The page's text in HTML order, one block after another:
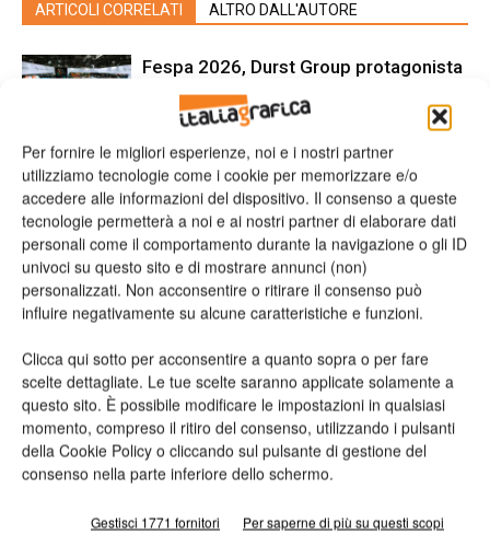
Per fornire le migliori esperienze, noi e i nostri partner
utilizziamo tecnologie come i cookie per memorizzare e/o
accedere alle informazioni del dispositivo. Il consenso a queste
tecnologie permetterà a noi e ai nostri partner di elaborare dati
personali come il comportamento durante la navigazione o gli ID
univoci su questo sito e di mostrare annunci (non)
personalizzati. Non acconsentire o ritirare il consenso può
influire negativamente su alcune caratteristiche e funzioni.
Clicca qui sotto per acconsentire a quanto sopra o per fare
scelte dettagliate. Le tue scelte saranno applicate solamente a
questo sito. È possibile modificare le impostazioni in qualsiasi
momento, compreso il ritiro del consenso, utilizzando i pulsanti
della Cookie Policy o cliccando sul pulsante di gestione del
consenso nella parte inferiore dello schermo.
Gestisci 1771 fornitori Per saperne di più su questi scopi
ARTICOLI CORRELATI ALTRO DALL'AUTORE
Fespa 2026, Durst Group protagonista
di innovazione e visione
Canon porta a Fespa 2026 il grande
formato senza limiti
Durst celebra 90 anni a Fespa 2026
LASCIA UN COMMENTO